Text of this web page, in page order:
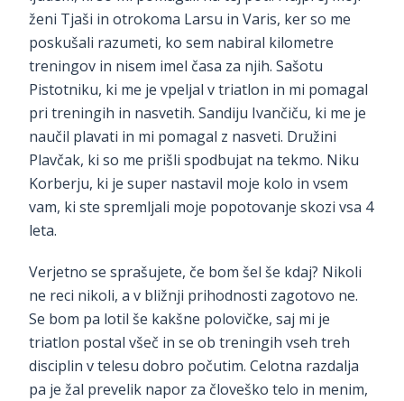
ženi Tjaši in otrokoma Larsu in Varis, ker so me
poskušali razumeti, ko sem nabiral kilometre
treningov in nisem imel časa za njih. Sašotu
Pistotniku, ki me je vpeljal v triatlon in mi pomagal
pri treningih in nasvetih. Sandiju Ivančiču, ki me je
naučil plavati in mi pomagal z nasveti. Družini
Plavčak, ki so me prišli spodbujat na tekmo. Niku
Korberju, ki je super nastavil moje kolo in vsem
vam, ki ste spremljali moje popotovanje skozi vsa 4
leta.
Verjetno se sprašujete, če bom šel še kdaj? Nikoli
ne reci nikoli, a v bližnji prihodnosti zagotovo ne.
Se bom pa lotil še kakšne polovičke, saj mi je
triatlon postal všeč in se ob treningih vseh treh
disciplin v telesu dobro počutim. Celotna razdalja
pa je žal prevelik napor za človeško telo in menim,